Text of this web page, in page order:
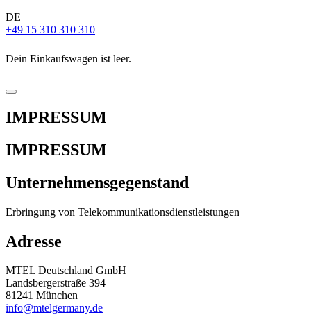
DE
+49 15 310 310 310
Dein Einkaufswagen ist leer.
IMPRESSUM
IMPRESSUM
Unternehmensgegenstand
Erbringung von Telekommunikationsdienstleistungen
Adresse
MTEL Deutschland GmbH
Landsbergerstraße 394
81241 München
info@mtelgermany.de